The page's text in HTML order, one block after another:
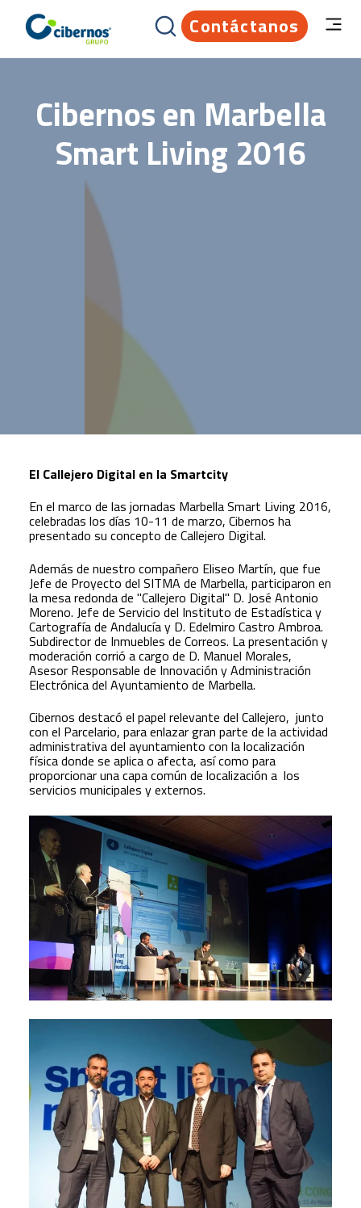
Contáctanos
Cibernos en Marbella
Smart Living 2016
El Callejero Digital en la Smartcity
En el marco de las jornadas Marbella Smart Living 2016,
celebradas los días 10-11 de marzo, Cibernos ha
presentado su concepto de Callejero Digital.
Además de nuestro compañero Eliseo Martín, que fue
Jefe de Proyecto del SITMA de Marbella, participaron en
la mesa redonda de "Callejero Digital" D. José Antonio
Moreno. Jefe de Servicio del Instituto de Estadística y
Cartografía de Andalucía y D. Edelmiro Castro Ambroa.
Subdirector de Inmuebles de Correos. La presentación y
moderación corrió a cargo de D. Manuel Morales,
Asesor Responsable de Innovación y Administración
Electrónica del Ayuntamiento de Marbella.
Cibernos destacó el papel relevante del Callejero, junto
con el Parcelario, para enlazar gran parte de la actividad
administrativa del ayuntamiento con la localización
física donde se aplica o afecta, así como para
proporcionar una capa común de localización a los
servicios municipales y externos.